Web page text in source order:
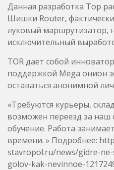
Данная разработка Тор
Шишки Router,
луковый маршрутизатор,
исключительный
TOR дает собой
поддержкой Mega онион
оставаться анонимной
«Требуются курьеры,
возможен переезд за наш
обучение. Работа
времени. » Подробнее:
stavropol.ru/news/gidre-
golov-kak-nevinnoe-